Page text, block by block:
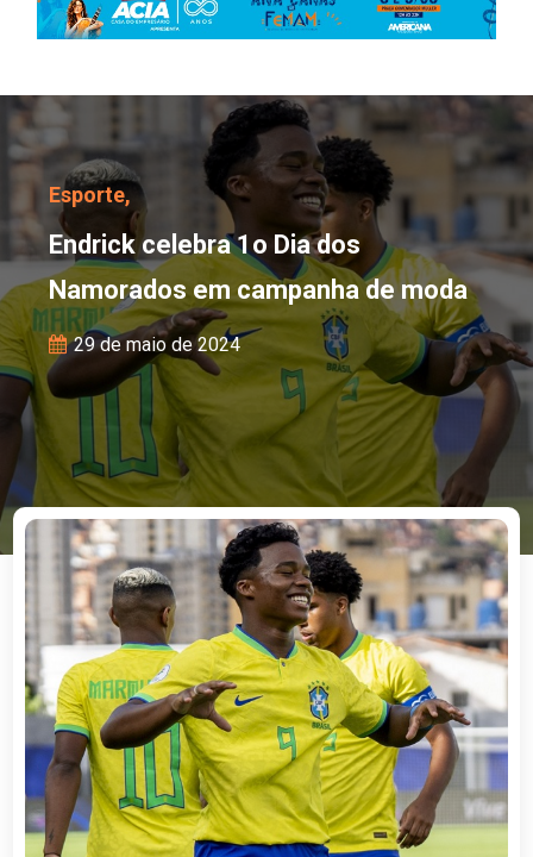
Endrick celebra 1o Dia
Esporte,
Endrick celebra 1o Dia dos
Namorados em campanha de moda
29 de maio de 2024